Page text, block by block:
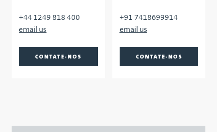
+44 1249 818 400
CONTATE-NOS
+91 7418699914
CONTATE-NOS